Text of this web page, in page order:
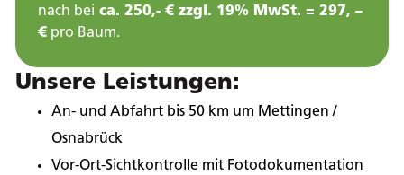
nach bei ca. 250,- € zzgl. 19% MwSt. = 297, –
€ pro Baum.
Unsere Leistungen:
An- und Abfahrt bis 50 km um Mettingen /
Osnabrück
Vor-Ort-Sichtkontrolle mit Fotodokumentation